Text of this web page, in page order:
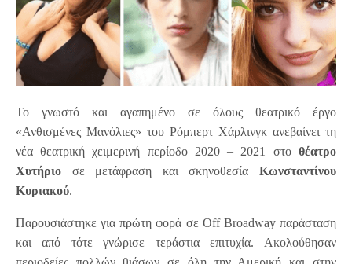
Το γνωστό και αγαπημένο σε όλους θεατρικό έργο
«Ανθισμένες Μανόλιες» του Ρόμπερτ Χάρλινγκ ανεβαίνει τη
νέα θεατρική χειμερινή περίοδο 2020 – 2021 στο θέατρο
Χυτήριο σε μετάφραση και σκηνοθεσία Κωνσταντίνου
Κυριακού.
Παρουσιάστηκε για πρώτη φορά σε Off Broadway παράσταση
και από τότε γνώρισε τεράστια επιτυχία. Ακολούθησαν